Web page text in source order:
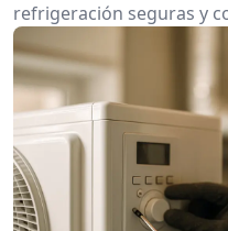
refrigeración seguras y